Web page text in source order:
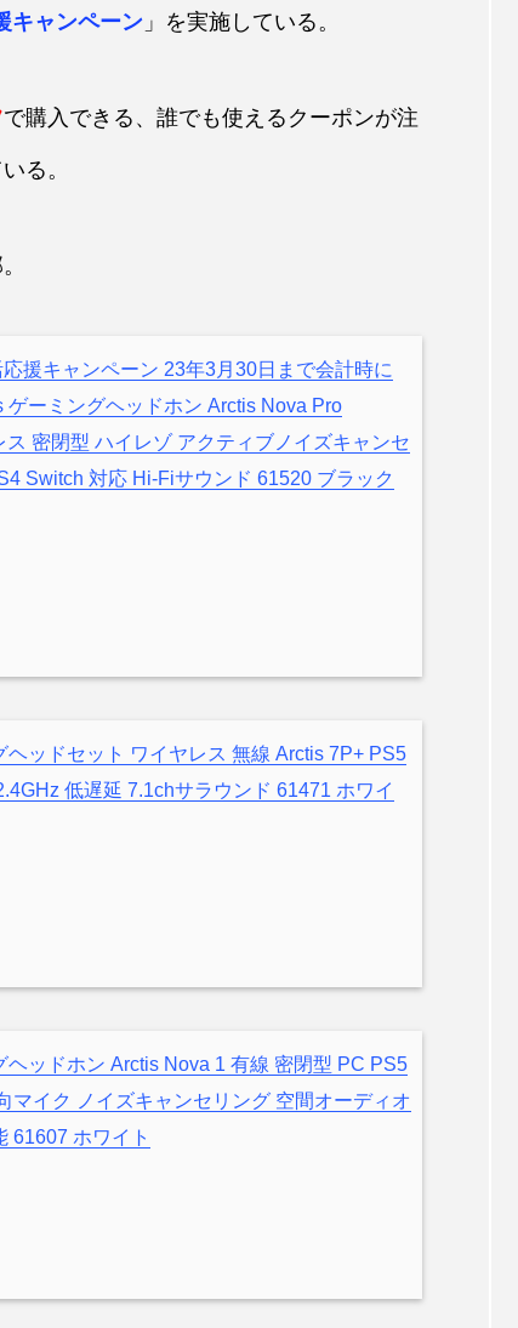
キャンペーン 」を実施している。
で購入できる、誰でも使えるクーポンが注
る。
応援キャンペーン 23年3月30日まで会計時に
ゲーミングヘッドホン Arctis Nova Pro
密閉型 ハイレゾ アクティブノイズキャンセ
Switch 対応 Hi-Fiサウンド 61520 ブラック
ヘッドセット ワイヤレス 無線 Arctis 7P+ PS5
低遅延 7.1chサラウンド 61471 ホワイ
ヘッドホン Arctis Nova 1 有線 密閉型 PC PS5
マイク ノイズキャンセリング 空間オーディオ
61607 ホワイト